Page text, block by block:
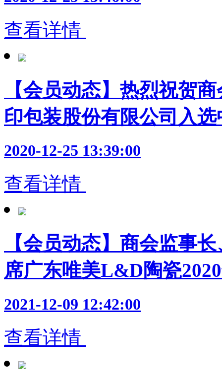
查看详情
【会员动态】热烈祝贺
印包装股份有限公司入
2020-12-25 13:39:00
查看详情
【会员动态】商会监事
席广东唯美L&D陶瓷
2021-12-09 12:42:00
查看详情